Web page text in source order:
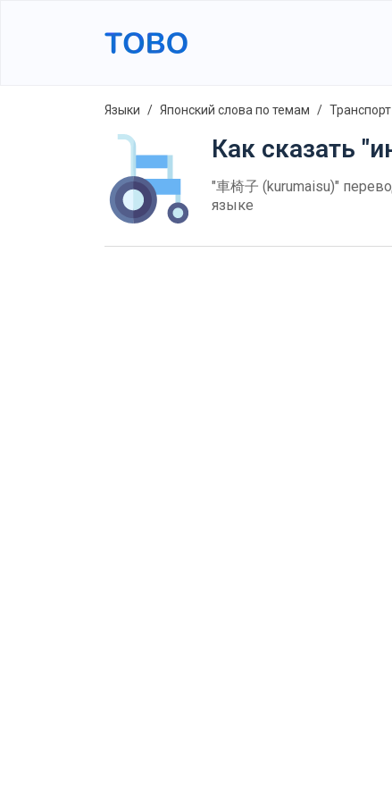
Языки Японский слова по темам Транспорт
Как сказать
"車椅子 (kurumaisu)"
языке